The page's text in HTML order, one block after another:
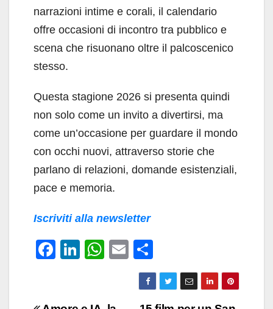
narrazioni intime e corali, il calendario
offre occasioni di incontro tra pubblico e
scena che risuonano oltre il palcoscenico
stesso.
Questa stagione 2026 si presenta quindi
non solo come un invito a divertirsi, ma
come un’occasione per guardare il mondo
con occhi nuovi, attraverso storie che
parlano di relazioni, domande esistenziali,
pace e memoria.
Iscriviti alla newsletter
F
Li
W
E
m
ail
o
n